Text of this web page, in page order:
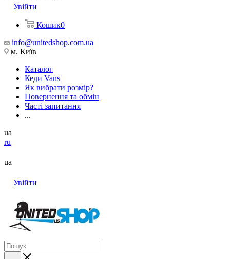
Увійти
Кошик0
info@unitedshop.com.ua
м. Київ
Каталог
Кеди Vans
Як вибрати розмір?
Повернення та обмін
Часті запитання
...
ua
ru
ua
Увійти